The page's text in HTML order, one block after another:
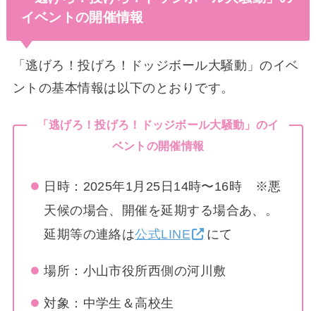
イベントの開催情報
「逃げろ！投げろ！ドッジボール大騒動」のイベ
ントの基本情報は以下のとおりです。
「逃げろ！投げろ！ドッジボール大騒動」のイ
ベントの開催情報
日時：2025年1月25日14時〜16時 ※悪
天候の場合、開催を延期する場合あ、。
延期等の連絡は公式LINE にて
場所：小山市役所西側の河川敷
対象：中学生＆高校生